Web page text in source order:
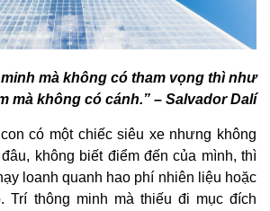
mà không có tham vọng thì như
mà không có cánh.” – Salvador Dalí
có một chiếc siêu xe nhưng không
không biết điểm đến của mình, thì
loanh quanh hao phí nhiên liệu hoặc
Trí thông minh mà thiếu đi mục đích